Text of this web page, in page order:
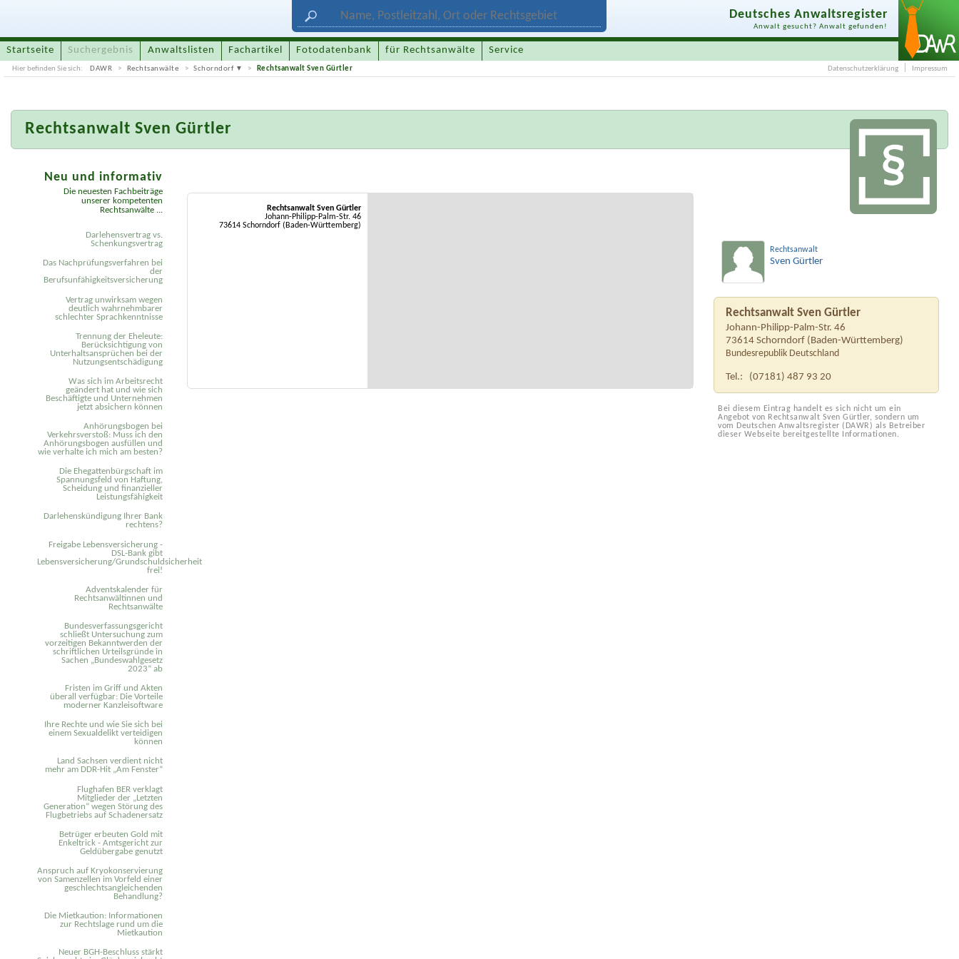
Deutsches Anwaltsregister
Anwalt gesucht? Anwalt gefunden!
Startseite Suchergebnis Anwaltslisten Fachartikel Fotodatenbank für Rechtsanwälte Service
Hier befinden Sie sich: DAWR Rechtsanwälte Schorndorf Rechtsanwalt Sven Gürtler Datenschutzerklärung Impressum
Rechtsanwalt Sven Gürtler
Rechtsanwalt
Sven Gürtler
Rechtsanwalt Sven Gürtler
Johann-Philipp-Palm-Str. 46
73614 Schorndorf (Baden-Württemberg)
Bundesrepublik Deutschland
Tel.: (07181) 487 93 20
Bei diesem Eintrag handelt es sich nicht um ein
Angebot von Rechtsanwalt Sven Gürtler, sondern um
vom Deutschen Anwaltsregister (DAWR) als Betreiber
dieser Webseite bereitgestellte Informationen.
Rechtsanwalt Sven Gürtler
Johann-Philipp-Palm-Str. 46
73614 Schorndorf (Baden-Württemberg)
Neu und informativ
Die neuesten Fachbeiträge
unserer kompetenten
Rechtsanwälte ...
Darlehensvertrag vs.
Schenkungsvertrag
Das Nachprüfungsverfahren bei
der
Berufsunfähigkeitsversicherung
Vertrag unwirksam wegen
deutlich wahrnehmbarer
schlechter Sprachkenntnisse
Trennung der Eheleute:
Berücksichtigung von
Unterhaltsansprüchen bei der
Nutzungsentschädigung
Was sich im Arbeitsrecht
geändert hat und wie sich
Beschäftigte und Unternehmen
jetzt absichern können
Anhörungsbogen bei
Verkehrsverstoß: Muss ich den
Anhörungsbogen ausfüllen und
wie verhalte ich mich am besten?
Die Ehegattenbürgschaft im
Spannungsfeld von Haftung,
Scheidung und finanzieller
Leistungsfähigkeit
Darlehenskündigung Ihrer Bank
rechtens?
Freigabe Lebensversicherung -
DSL-Bank gibt
Lebensversicherung/Grundschuldsicherheit
frei!
Adventskalender für
Rechtsanwältinnen und
Rechtsanwälte
Bundesverfassungsgericht
schließt Untersuchung zum
vorzeitigen Bekanntwerden der
schriftlichen Urteilsgründe in
Sachen „Bundeswahlgesetz
2023“ ab
Fristen im Griff und Akten
überall verfügbar: Die Vorteile
moderner Kanzleisoftware
Ihre Rechte und wie Sie sich bei
einem Sexual­delikt verteidigen
können
Land Sachsen verdient nicht
mehr am DDR-Hit „Am Fenster“
Flughafen BER verklagt
Mitglieder der „Letzten
Generation“ wegen Störung des
Flugbetriebs auf Schadenersatz
Betrüger erbeuten Gold mit
Enkeltrick - Amtsgericht zur
Geldübergabe genutzt
Anspruch auf Kryokonservierung
von Samenzellen im Vorfeld einer
geschlechtsangleichenden
Behandlung?
Die Mietkaution: Informationen
zur Rechtslage rund um die
Mietkaution
Neuer BGH-Beschluss stärkt